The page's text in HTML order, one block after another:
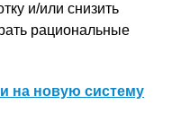
и/или снизить
рациональные
на новую систему